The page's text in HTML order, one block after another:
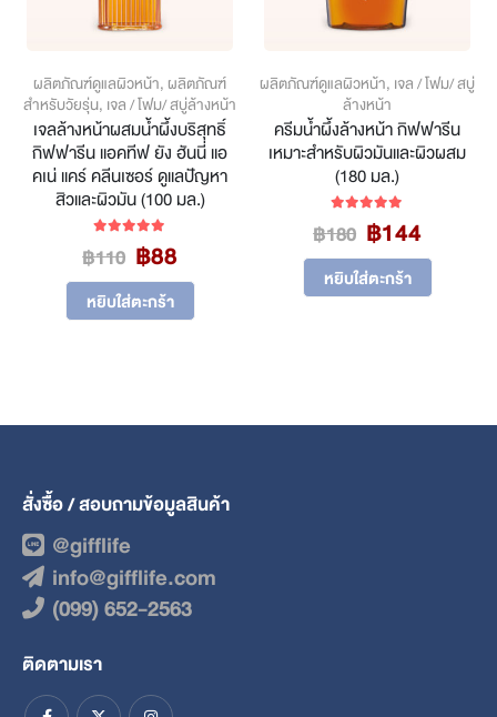
ผลิตภัณฑ์ดูแลผิวหน้า, ผลิตภัณฑ์
สำหรับวัยรุ่น, เจล / โฟม/ สบู่ล้างหน้า
เจลล้างหน้าผสมน้ำผึ้งบริสุทธิ์
กิฟฟารีน แอคทีฟ ยัง ฮันนี่ แอ
คเน่ แคร์ คลีนเซอร์ ดูแลปัญหา
สิวและผิวมัน (100 มล.)
฿110 Original
price
was:
฿110.
฿88Current
price
฿88.
หยิบใส่ตะกร้า
ผลิตภัณฑ์ดูแลผิวหน้า, เจล / โฟม/ สบู่
ล้างหน้า
ครีมน้ำผึ้งล้างหน้า กิฟฟารีน
เหมาะสำหรับผิวมันและผิวผสม
(180 มล.)
฿180 Original
price
was:
฿180.
฿144
price
฿144.
หยิบใส่ตะกร้า
สั่งซื้อ / สอบถามข้อมูลสินค้า
@gifflife
info@gifflife.com
(099) 652-2563
ติดตามเรา